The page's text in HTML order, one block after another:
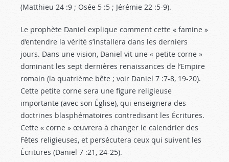
(Matthieu 24 :9 ; Osée 5 :5 ; Jérémie 22 :5-9).
Le prophète Daniel explique comment cette « famine »
d’entendre la vérité s’installera dans les derniers
jours. Dans une vision, Daniel vit une « petite corne »
dominant les sept dernières renaissances de l’Empire
romain (la quatrième bête ; voir Daniel 7 :7-8, 19-20).
Cette petite corne sera une figure religieuse
importante (avec son Église), qui enseignera des
doctrines blasphématoires contredisant les Écritures.
Cette « corne » œuvrera à changer le calendrier des
Fêtes religieuses, et persécutera ceux qui suivent les
Écritures (Daniel 7 :21 , 24-25).